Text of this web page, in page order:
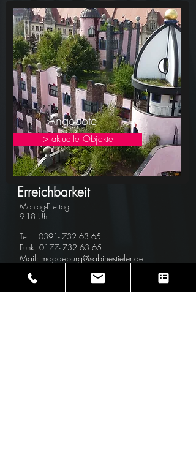
> aktuelle Objekte
Angebote
Erreichbarkeit
Montag-Freitag
9-18 Uhr
Tel: 0391- 732 63 65
Funk: 0177- 732 63 65
Mail: magdeburg@sabinestieler.de
Bürozeiten